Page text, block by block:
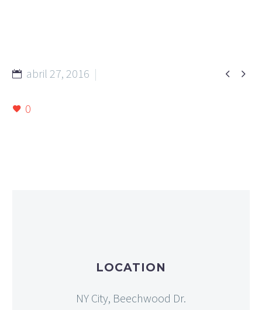
 
abril 27, 2016
0
LOCATION
NY City, Beechwood Dr.